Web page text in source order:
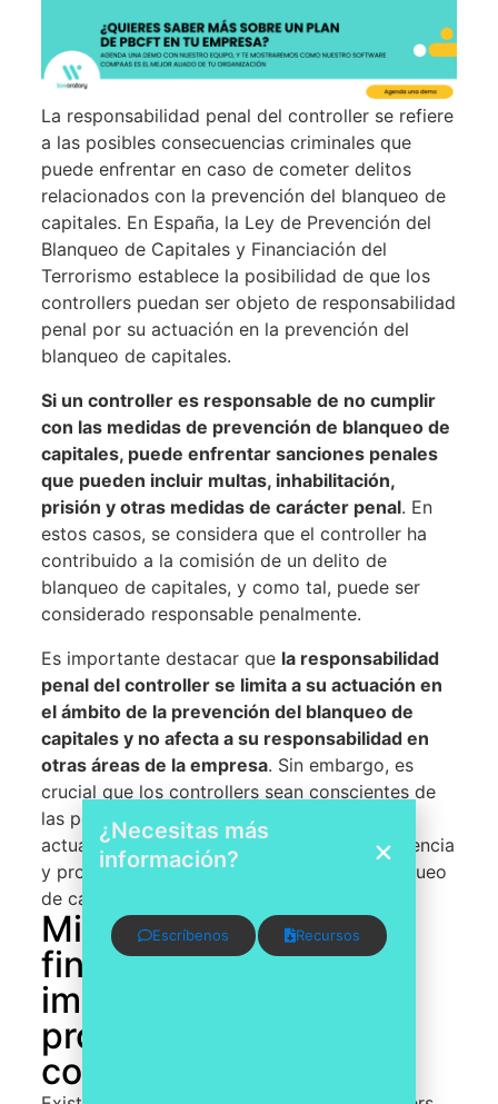
La responsabilidad penal del controller se refiere
a las posibles consecuencias criminales que
puede enfrentar en caso de cometer delitos
relacionados con la prevención del blanqueo de
capitales. En España, la Ley de Prevención del
Blanqueo de Capitales y Financiación del
Terrorismo establece la posibilidad de que los
controllers puedan ser objeto de responsabilidad
penal por su actuación en la prevención del
blanqueo de capitales.
Si un controller es responsable de no cumplir
con las medidas de prevención de blanqueo de
capitales, puede enfrentar sanciones penales
que pueden incluir multas, inhabilitación,
prisión y otras medidas de carácter penal. En
estos casos, se considera que el controller ha
contribuido a la comisión de un delito de
blanqueo de capitales, y como tal, puede ser
considerado responsable penalmente.
Es importante destacar que la responsabilidad
penal del controller se limita a su actuación en
el ámbito de la prevención del blanqueo de
capitales y no afecta a su responsabilidad en
otras áreas de la empresa. Sin embargo, es
crucial que los controllers sean conscientes de
las posibles consecuencias penales de su
actuación en este ámbito y actúen con diligencia
y profesionalidad en la prevención del blanqueo
de capitales
Mitigando riesgos
financieros: la
importancia del
programa de
compliance
¿Necesitas más
información?
Escríbenos Recursos